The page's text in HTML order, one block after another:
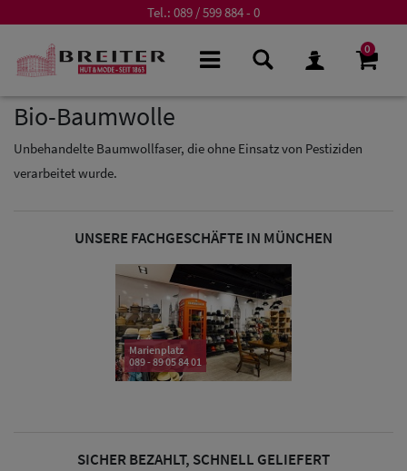
Tel.: 089 / 599 884 - 0
0
Bio-Baumwolle
Unbehandelte Baumwollfaser, die ohne Einsatz von Pestiziden
verarbeitet wurde.
UNSERE FACHGESCHÄFTE IN MÜNCHEN
Marienplatz
089 - 89 05 84 01
SICHER BEZAHLT, SCHNELL GELIEFERT